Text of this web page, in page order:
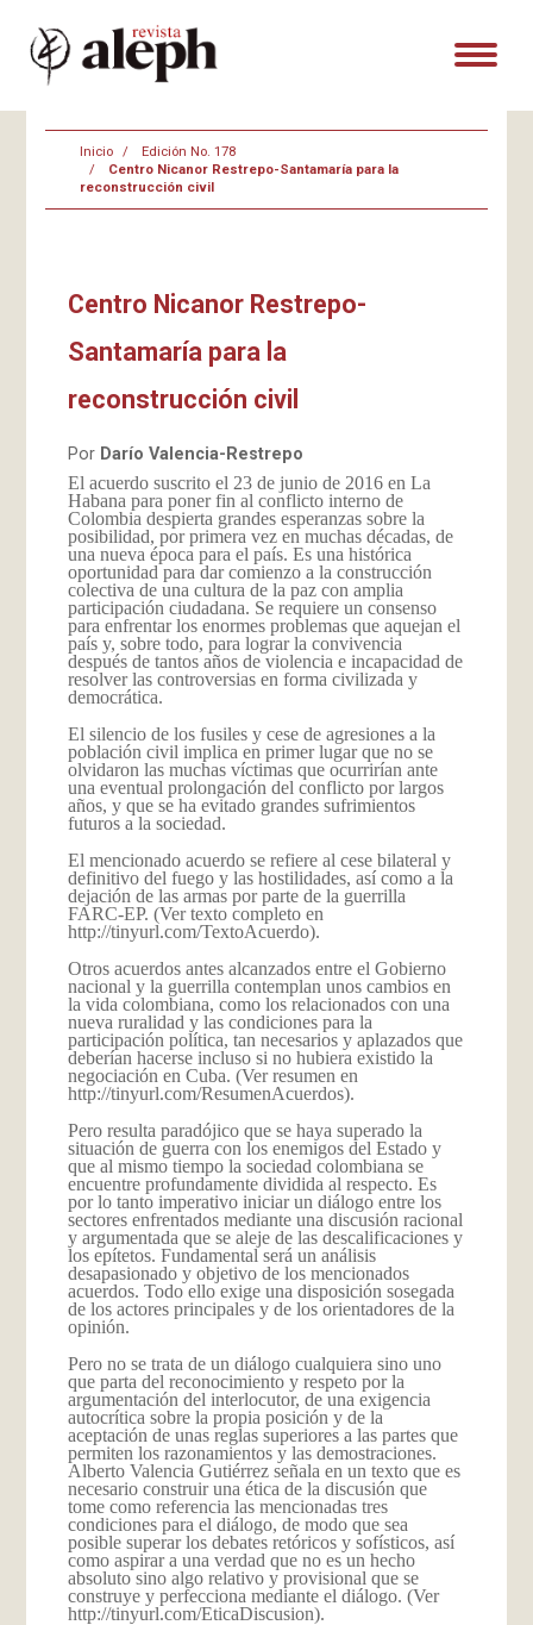
Inicio
Edición No. 178
Centro Nicanor Restrepo-Santamaría para la
reconstrucción civil
Centro Nicanor Restrepo-
Santamaría para la
reconstrucción civil
Por Darío Valencia-Restrepo
El acuerdo suscrito el 23 de junio de 2016 en La
Habana para poner fin al conflicto interno de
Colombia despierta grandes esperanzas sobre la
posibilidad, por primera vez en muchas décadas, de
una nueva época para el país. Es una histórica
oportunidad para dar comienzo a la construcción
colectiva de una cultura de la paz con amplia
participación ciudadana. Se requiere un consenso
para enfrentar los enormes problemas que aquejan el
país y, sobre todo, para lograr la convivencia
después de tantos años de violencia e incapacidad de
resolver las controversias en forma civilizada y
democrática.
El silencio de los fusiles y cese de agresiones a la
población civil implica en primer lugar que no se
olvidaron las muchas víctimas que ocurrirían ante
una eventual prolongación del conflicto por largos
años, y que se ha evitado grandes sufrimientos
futuros a la sociedad.
El mencionado acuerdo se refiere al cese bilateral y
definitivo del fuego y las hostilidades, así como a la
dejación de las armas por parte de la guerrilla
FARC-EP. (Ver texto completo en
http://tinyurl.com/TextoAcuerdo).
Otros acuerdos antes alcanzados entre el Gobierno
nacional y la guerrilla contemplan unos cambios en
la vida colombiana, como los relacionados con una
nueva ruralidad y las condiciones para la
participación política, tan necesarios y aplazados que
deberían hacerse incluso si no hubiera existido la
negociación en Cuba. (Ver resumen en
http://tinyurl.com/ResumenAcuerdos).
Pero resulta paradójico que se haya superado la
situación de guerra con los enemigos del Estado y
que al mismo tiempo la sociedad colombiana se
encuentre profundamente dividida al respecto. Es
por lo tanto imperativo iniciar un diálogo entre los
sectores enfrentados mediante una discusión racional
y argumentada que se aleje de las descalificaciones y
los epítetos. Fundamental será un análisis
desapasionado y objetivo de los mencionados
acuerdos. Todo ello exige una disposición sosegada
de los actores principales y de los orientadores de la
opinión.
Pero no se trata de un diálogo cualquiera sino uno
que parta del reconocimiento y respeto por la
argumentación del interlocutor, de una exigencia
autocrítica sobre la propia posición y de la
aceptación de unas reglas superiores a las partes que
permiten los razonamientos y las demostraciones.
Alberto Valencia Gutiérrez señala en un texto que es
necesario construir una ética de la discusión que
tome como referencia las mencionadas tres
condiciones para el diálogo, de modo que sea
posible superar los debates retóricos y sofísticos, así
como aspirar a una verdad que no es un hecho
absoluto sino algo relativo y provisional que se
construye y perfecciona mediante el diálogo. (Ver
http://tinyurl.com/EticaDiscusion).